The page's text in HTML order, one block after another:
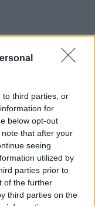
to third parties, or
for
below opt-out
that after your
seeing
utilized by
parties prior to
of the further
third parties on the
Ρότερνταμ
– Αυτόπτες
της